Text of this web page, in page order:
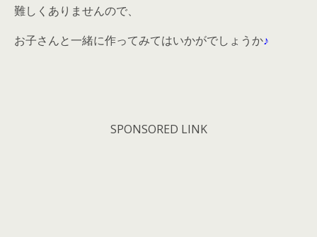
難しくありませんので、
お子さんと一緒に作ってみてはいかがでしょうか♪
SPONSORED LINK